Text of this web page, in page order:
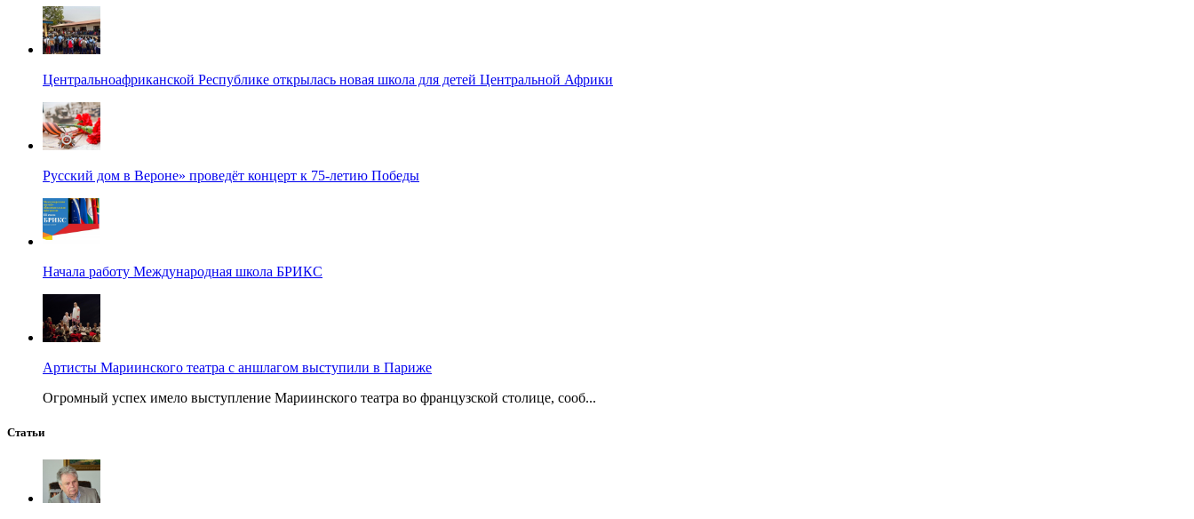
Центральноафриканской Республике открылась новая школа для детей Центральной Африки
Русский дом в Вероне» проведёт концерт к 75-летию Победы
Начала работу Международная школа БРИКС
Артисты Мариинского театра с аншлагом выступили в Париже
Огромный успех имело выступление Мариинского театра во французской столице, сооб...
Статьи